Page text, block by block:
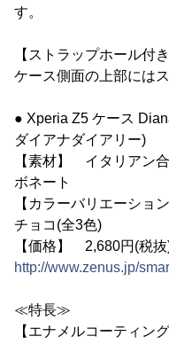
す。
【ストラップホール付き
ケース側面の上部には
● Xperia Z5 ケース
ダイアナダイアリー)
【素材】 イタリアン
ボネート
【カラーバリエーシ
チョコ(全3色)
【価格】 2,680円(税
http://www.zenus.jp/
≪特長≫
【エナメルコーティン